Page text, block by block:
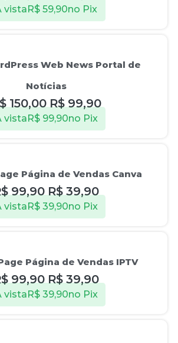
vistaR$ 59,90no Pix
Web News Portal de
Notícias
150,00 R$99,90
vistaR$99,90no Pix
Página de Vendas Canva
99,90 R$39,90
vistaR$39,90no Pix
Página de Vendas IPTV
99,90 R$39,90
vistaR$39,90no Pix